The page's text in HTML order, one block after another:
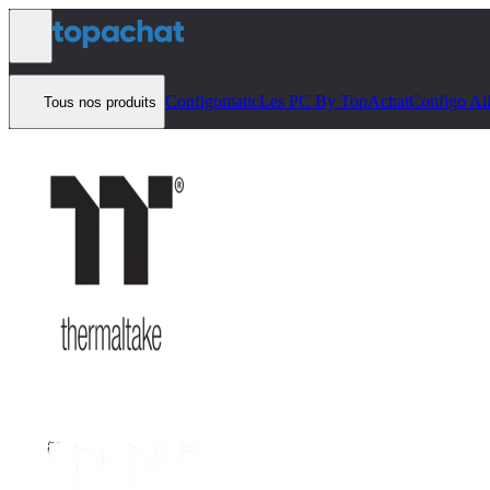
Aller au contenu
Tous nos produits ConfigomaticLes PC By TopAchatConfigo Ai